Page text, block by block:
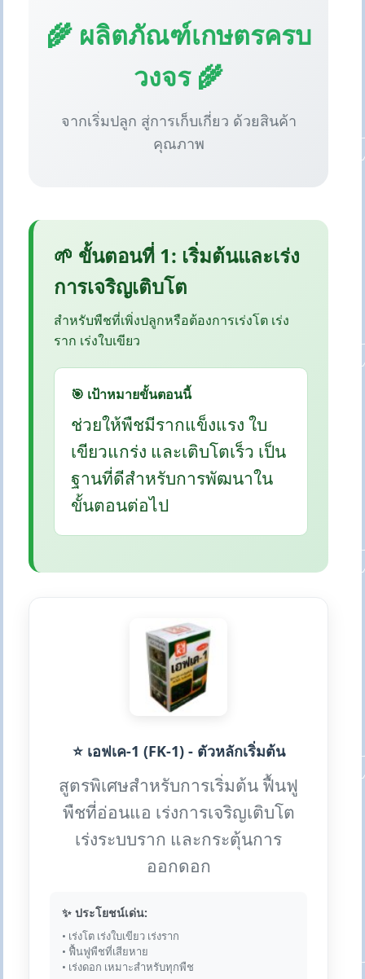
🌾 ผลิตภัณฑ์เกษตรครบ
วงจร 🌾
จากเริ่มปลูก สู่การเก็บเกี่ยว ด้วยสินค้า
คุณภาพ
🌱 ขั้นตอนที่ 1: เริ่มต้นและเร่ง
การเจริญเติบโต
สำหรับพืชที่เพิ่งปลูกหรือต้องการเร่งโต เร่ง
ราก เร่งใบเขียว
🎯 เป้าหมายขั้นตอนนี้
ช่วยให้พืชมีรากแข็งแรง ใบ
เขียวแกร่ง และเติบโตเร็ว เป็น
ฐานที่ดีสำหรับการพัฒนาใน
ขั้นตอนต่อไป
⭐ เอฟเค-1 (FK-1) - ตัวหลักเริ่มต้น
สูตรพิเศษสำหรับการเริ่มต้น ฟื้นฟู
พืชที่อ่อนแอ เร่งการเจริญเติบโต
เร่งระบบราก และกระตุ้นการ
ออกดอก
✨ ประโยชน์เด่น:
• เร่งโต เร่งใบเขียว เร่งราก
• ฟื้นฟูพืชที่เสียหาย
• เร่งดอก เหมาะสำหรับทุกพืช